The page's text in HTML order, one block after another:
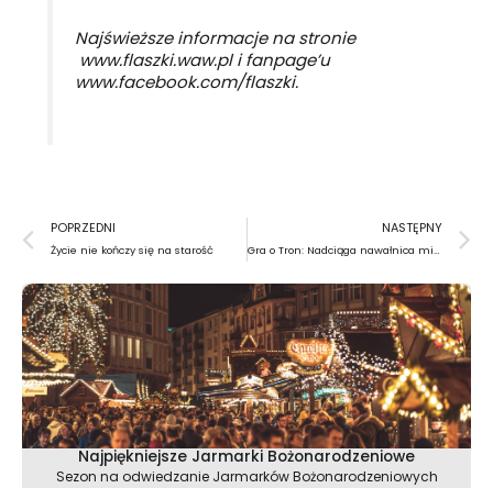
Najświeższe informacje na stronie
www.flaszki.waw.pli fanpage’u
www.facebook.com/flaszki.
Prev
POPRZEDNI
Życie nie kończy się na starość
NASTĘPNY
Gra o Tron: Nadciąga nawałnica mieczy
Najpiękniejsze Jarmarki Bożonarodzeniowe
Sezon na odwiedzanie Jarmarków Bożonarodzeniowych